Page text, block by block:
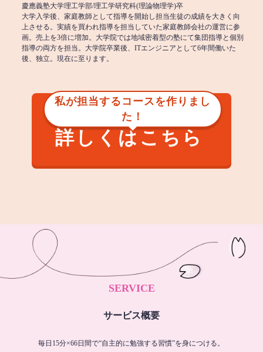
慶應義塾大学理工学部/理工学研究科(理論物理学)卒
大学入学後、家庭教師として指導を開始し担当生徒の成績を大きく向
上させる。実績を買われ指導を担当していた家庭教師会社の運営に参
画。売上を3倍に増加。大学院では地域密着型の塾にて集団指導と個別
指導の両方を担当。大学院卒業後、ITエンジニアとして6年間働いた
後、独立。現在に至ります。
私が担当するコースを作りまし
た！
詳しくはこちら
SERVICE
サービス概要
毎日15分×66日間で“自主的に勉強する習慣”を身につける。